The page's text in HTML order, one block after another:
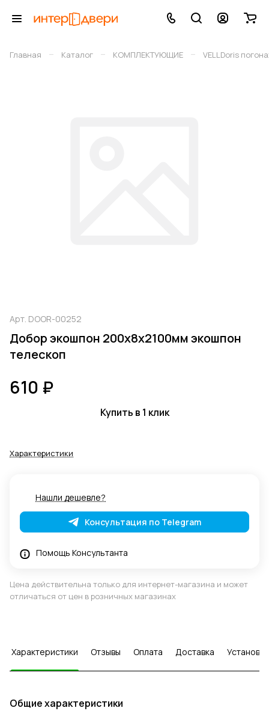
Главная – Каталог – КОМПЛЕКТУЮЩИЕ – VELLDoris
Арт. DOOR-00252
Добор экошпон 200х8х2100мм экошпон
телескоп
610 ₽
Купить в 1 клик
Характеристики
Нашли дешевле?
Консультация по Telegram
Помощь Консультанта
Цена действительна только для интернет-магазина и может
отличаться от цен в розничных магазинах
Характеристики Отзывы Оплата Доставка Установка
Общие характеристики